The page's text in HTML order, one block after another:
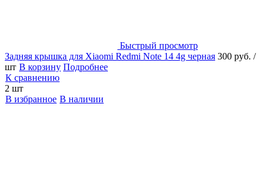
Быстрый просмотр
Задняя крышка для Xiaomi Redmi Note 14 4g черная 300 руб. /
шт В корзину Подробнее
К сравнению
2 шт
В избранное В наличии